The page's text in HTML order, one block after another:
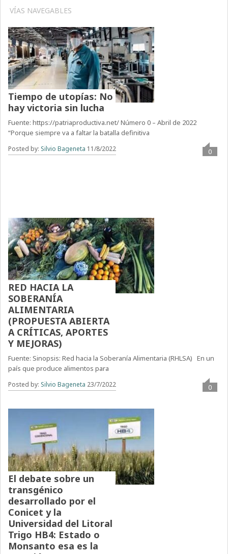
VÍAS NAVEGABLES
Tiempo de utopías: No
hay victoria sin lucha
Fuente: https://patriaproductiva.net/ Número 0 – Abril de 2022
“Porque siempre va a faltar la batalla definitiva
Posted by: Silvio Bageneta 11/8/2022 0
RED HACIA LA
SOBERANÍA
ALIMENTARIA
(PROPUESTA ABIERTA
A CRÍTICAS, APORTES
Y MEJORAS)
Fuente: Sinopsis: Red hacia la Soberanía Alimentaria (RHLSA) En un
país que produce alimentos para
Posted by: Silvio Bageneta 23/7/2022 0
El debate sobre un
transgénico
desarrollado por el
Conicet y la
Universidad del Litoral
Trigo HB4: Estado o
Monsanto esa es la